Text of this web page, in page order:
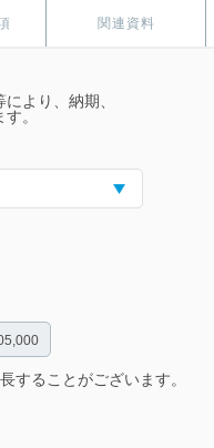
関連資料
より、納期、
。
することがございます。